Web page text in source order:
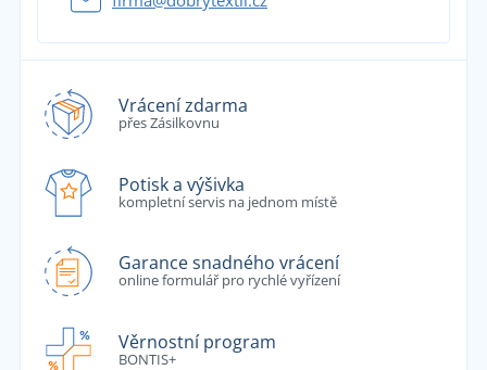
Vrácení zdarma
přes Zásilkovnu
Potisk a výšivka
kompletní servis na jednom místě
Garance snadného vrácení
online formulář pro rychlé vyřízení
Věrnostní program
BONTIS+